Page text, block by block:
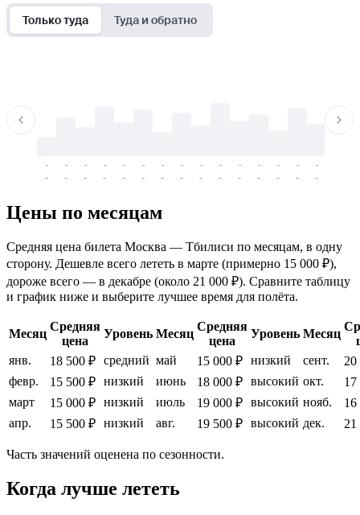
Только туда Туда и обратно
-
-
-
-
-
-
-
-
-
-
-
-
-
-
-
-
-
-
-
-
-
-
-
-
-
-
-
-
-
-
Цены по месяцам
Средняя цена билета Москва — Тбилиси по месяцам, в одну
сторону. Дешевле всего лететь в марте (примерно 15 000 ₽),
дороже всего — в декабре (около 21 000 ₽). Сравните таблицу
и график ниже и выберите лучшее время для полёта.
Месяц
Средняя
цена
Уровень Месяц
Средняя
цена
Уровень Месяц
янв.
18 500 ₽ средний май 15 000 ₽ низкий сент.
20
февр.
15 500 ₽ низкий июнь 18 000 ₽ высокий окт.
17
март
15 000 ₽ низкий июль 19 000 ₽ высокий нояб.
16
апр.
15 500 ₽ низкий авг. 19 500 ₽ высокий дек. 21
Часть значений оценена по сезонности.
Когда лучше лететь